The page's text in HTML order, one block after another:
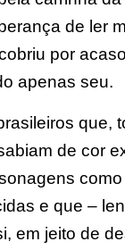
de ler
por
apenas seu.
que,
de cor
e que –
em jeito de